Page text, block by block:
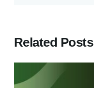
Related Posts